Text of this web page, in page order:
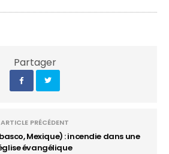
Partager
ARTICLE PRÉCÉDENT
Mexique) : incendie dans une
évangélique